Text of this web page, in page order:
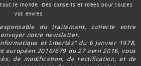
le monde. Des conseils et idées pour toutes
vos envies.
du traitement, collecte votre
notre newsletter.
et Libertés” du 6 Janvier 1978,
européen 2016/679 du 27 avril 2016, vous
de modification, de rectification, et de